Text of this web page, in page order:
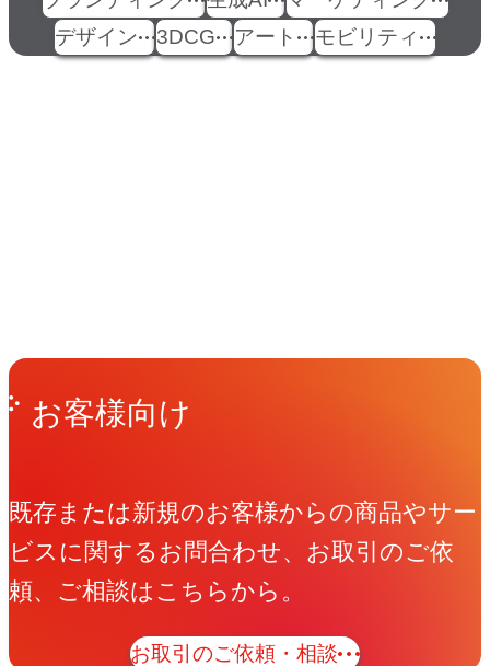
デザイン
3DCG アート モビリティ
Get in Touchお問い合わせ
お客様向け
既存または新規のお客様からの商品やサー
ビスに関するお問合わせ、お取引のご依
頼、ご相談はこちらから。
お取引のご依頼・相談